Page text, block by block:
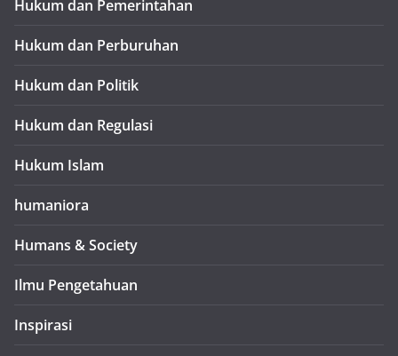
Hukum dan Pemerintahan
Hukum dan Perburuhan
Hukum dan Politik
Hukum dan Regulasi
Hukum Islam
humaniora
Humans & Society
Ilmu Pengetahuan
Inspirasi